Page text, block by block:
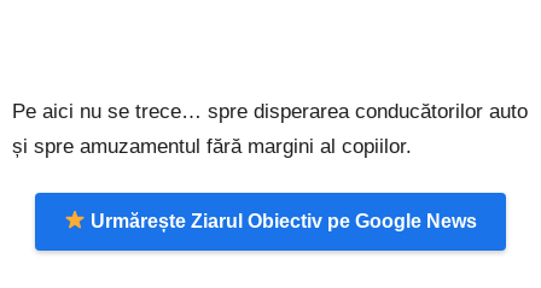
Pe aici nu se trece… spre disperarea conducătorilor auto
și spre amuzamentul fără margini al copiilor.
Urmărește Ziarul Obiectiv pe Google News